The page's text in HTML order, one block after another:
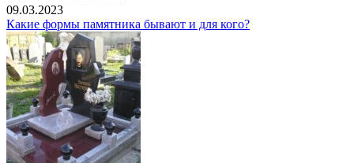
09.03.2023
Какие формы памятника бывают и для кого?